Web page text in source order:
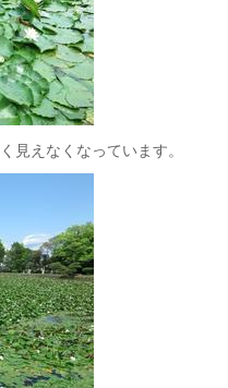
見えなくなっています。